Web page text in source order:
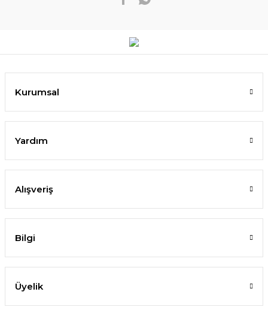
Kurumsal
Yardım
Alışveriş
Bilgi
Üyelik